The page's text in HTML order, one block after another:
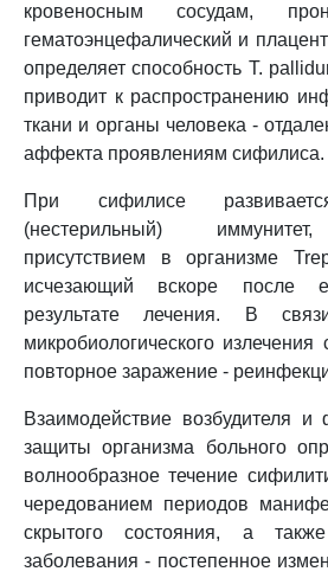
кровеносным сосудам,
гематоэнцефалический и
определяет способность T.
приводит к распространению
ткани и органы человека -
аффекта проявлениям сифилиса.
При сифилисе
(нестерильный)
присутствием в организме
исчезающий вскоре после
результате лечения. В
микробиологического
повторное заражение -
Взаимодействие возбудителя и
защиты организма больного
волнообразное течение
чередованием периодов
скрытого состояния, а также
заболевания - постепенное